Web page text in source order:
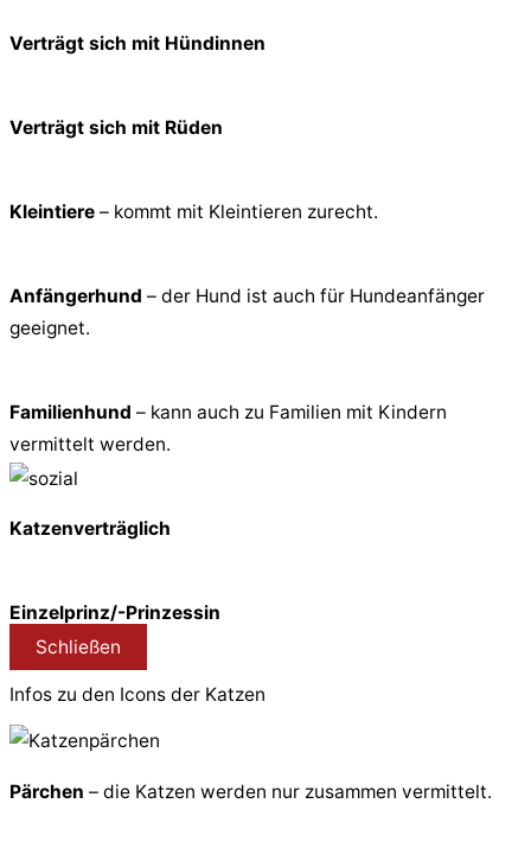
Verträgt sich mit Hündinnen
Verträgt sich mit Rüden
Kleintiere – kommt mit Kleintieren zurecht.
Anfängerhund – der Hund ist auch für Hundeanfänger
geeignet.
Familienhund – kann auch zu Familien mit Kindern
vermittelt werden.
Katzenverträglich
Einzelprinz/-Prinzessin
Schließen
Infos zu den Icons der Katzen
Pärchen – die Katzen werden nur zusammen vermittelt.